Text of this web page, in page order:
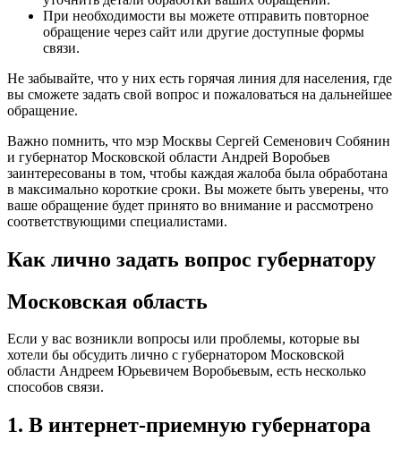
При необходимости вы можете отправить повторное
обращение через сайт или другие доступные формы
связи.
Не забывайте, что у них есть горячая линия для населения, где
вы сможете задать свой вопрос и пожаловаться на дальнейшее
обращение.
Важно помнить, что мэр Москвы Сергей Семенович Собянин
и губернатор Московской области Андрей Воробьев
заинтересованы в том, чтобы каждая жалоба была обработана
в максимально короткие сроки. Вы можете быть уверены, что
ваше обращение будет принято во внимание и рассмотрено
соответствующими специалистами.
Как лично задать вопрос губернатору
Московская область
Если у вас возникли вопросы или проблемы, которые вы
хотели бы обсудить лично с губернатором Московской
области Андреем Юрьевичем Воробьевым, есть несколько
способов связи.
1. В интернет-приемную губернатора